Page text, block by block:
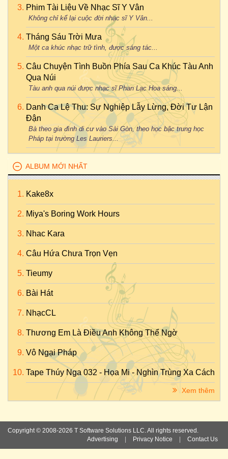
Phim Tài Liệu Về Nhạc Sĩ Y Vân
Không chỉ kể lại cuộc đời nhạc sĩ Y Vân...
Tháng Sáu Trời Mưa
Một ca khúc nhạc trữ tình, được sáng tác...
Câu Chuyện Tình Buồn Phía Sau Ca Khúc Tàu Anh
Qua Núi
Tàu anh qua núi được nhạc sĩ Phan Lạc Hoa sáng...
Danh Ca Lệ Thu: Sự Nghiệp Lẫy Lừng, Đời Tư Lận
Đận
Bà theo gia đình di cư vào Sài Gòn, theo học bậc trung học
Pháp tại trường Les Lauriers...
ALBUM MỚI NHẤT
Kake8x
Miya's Boring Work Hours
Nhac Kara
Câu Hứa Chưa Trọn Vẹn
Tieumy
Bài Hát
NhạcCL
Thương Em Là Điều Anh Không Thể Ngờ
Vô Ngại Pháp
Tape Thúy Nga 032 - Họa Mi - Nghìn Trùng Xa Cách
Xem thêm
Copyright © 2008-2026 T Software Solutions LLC. All rights reserved.
Advertising
Privacy Notice Contact Us